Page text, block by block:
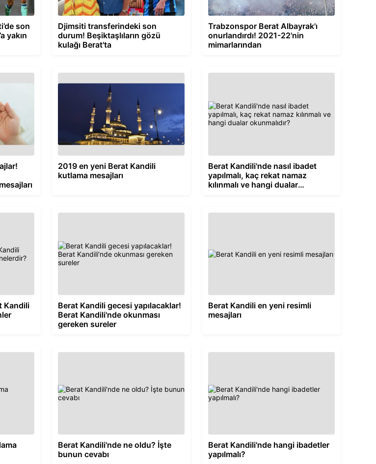
son
yakın
Djimsiti transferindeki son
durum! Beşiktaşlıların gözü
kulağı Berat'ta
Trabzonspor Berat Albayrak'ı
onurlandırdı! 2021-22'nin
mimarlarından
2019 en yeni Berat Kandili
kutlama mesajları
Berat Kandili'nde nasıl ibadet
yapılmalı, kaç rekat namaz
kılınmalı ve hangi dualar
Kandili
Berat Kandili gecesi yapılacaklar!
Berat Kandili'nde okunması
gereken sureler
Berat Kandili en yeni resimli
mesajları
Berat Kandili'nde ne oldu? İşte
bunun cevabı
Berat Kandili'nde hangi ibadetler
yapılmalı?